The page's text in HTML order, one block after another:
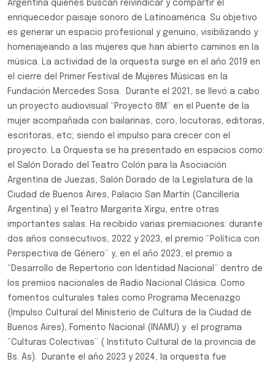
Argentina quienes buscan reivindicar y compartir el
enriquecedor paisaje sonoro de Latinoamérica. Su objetivo
es generar un espacio profesional y genuino, visibilizando y
homenajeando a las mujeres que han abierto caminos en la
música. La actividad de la orquesta surge en el año 2019 en
el cierre del Primer Festival de Mujeres Músicas en la
Fundación Mercedes Sosa. Durante el 2021, se llevó a cabo
un proyecto audiovisual “Proyecto 8M” en el Puente de la
mujer acompañada con bailarinas, coro, locutoras, editoras,
escritoras, etc; siendo el impulso para crecer con el
proyecto. La Orquesta se ha presentado en espacios como:
el Salón Dorado del Teatro Colón para la Asociación
Argentina de Juezas, Salón Dorado de la Legislatura de la
Ciudad de Buenos Aires, Palacio San Martín (Cancillería
Argentina) y el Teatro Margarita Xirgu, entre otras
importantes salas. Ha recibido varias premiaciones: durante
dos años consecutivos, 2022 y 2023, el premio “Política con
Perspectiva de Género” y, en el año 2023, el premio a
“Desarrollo de Repertorio con Identidad Nacional” dentro de
los premios nacionales de Radio Nacional Clásica. Como
fomentos culturales tales como Programa Mecenazgo
(Impulso Cultural del Ministerio de Cultura de la Ciudad de
Buenos Aires), Fomento Nacional (INAMU) y el programa
“Culturas Colectivas” ( Instituto Cultural de la provincia de
Bs. As). Durante el año 2023 y 2024, la orquesta fue